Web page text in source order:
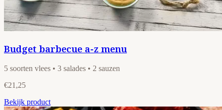
Budget barbecue a-z menu
5 soorten vlees • 3 salades • 2 sauzen
€21,25
Bekijk product